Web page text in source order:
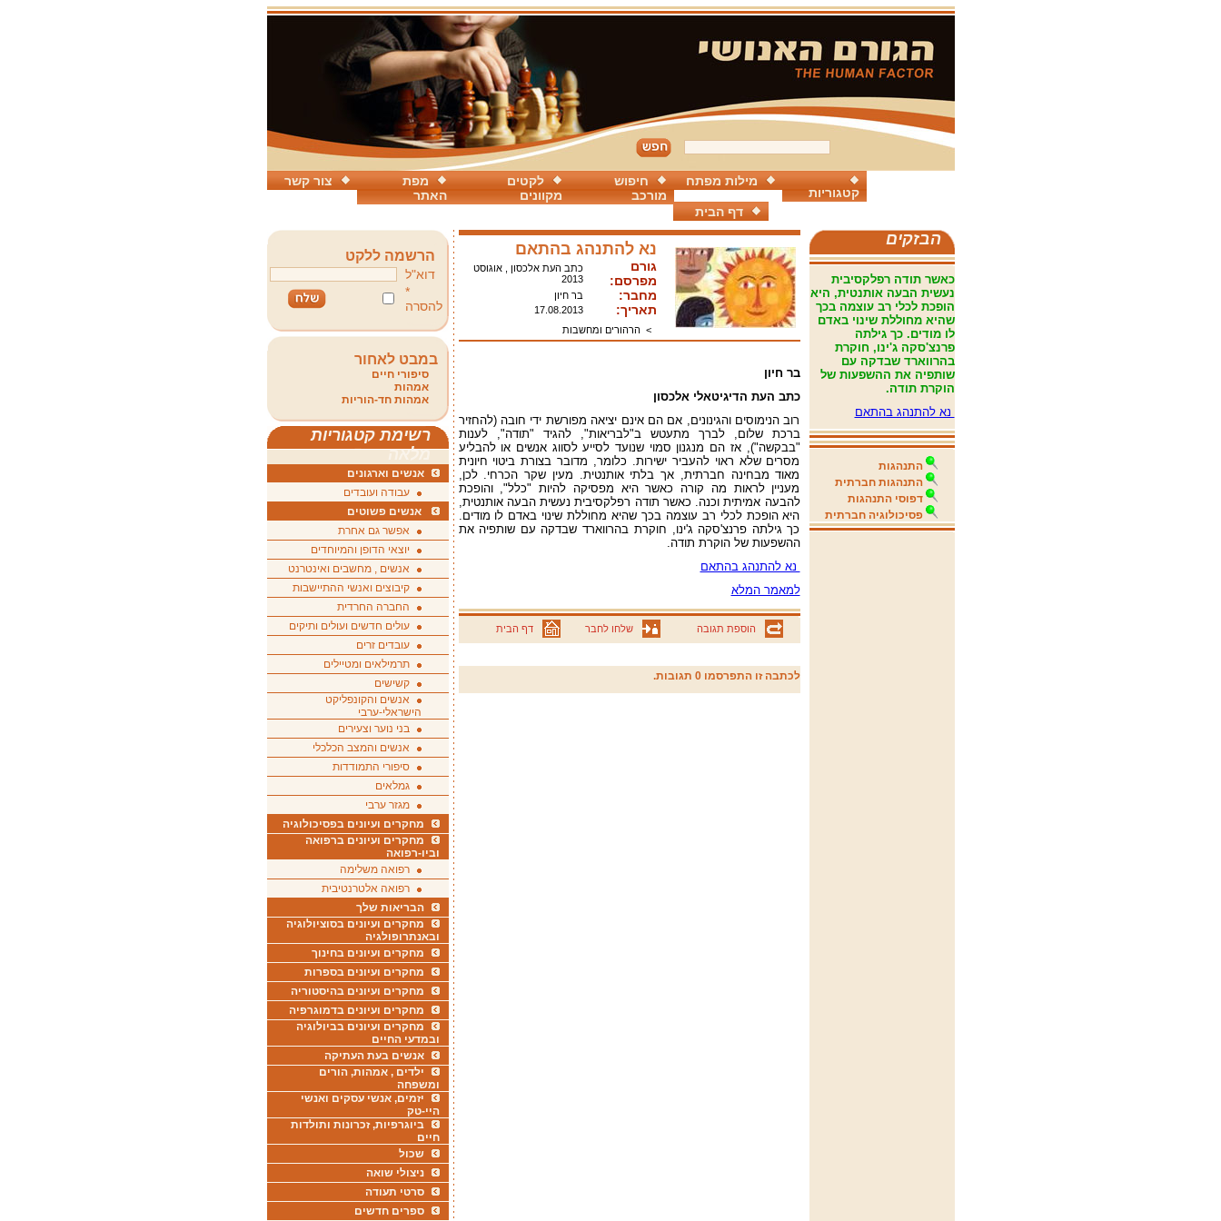
צור קשר
מפת
האתר
לקטים
מקוונים
חיפוש
מורכב
מילות מפתח
קטגוריות
דף הבית
הבזקים
כאשר תודה רפלקסיבית
נעשית הבעה אותנטית, היא
הופכת לכלי רב עוצמה בכך
שהיא מחוללת שינוי באדם
לו מודים. כך גילתה
פרנצ'סקה ג'ינו, חוקרת
בהרווארד שבדקה עם
שותפיה את ההשפעות של
הוקרת תודה.
נא להתנהג בהתאם
התנהגות
התנהגות חברתית
דפוסי התנהגות
פסיכולוגיה חברתית
נא להתנהג בהתאם
גורם
מפרסם:
כתב העת אלכסון , אוגוסט
2013
מחבר: בר חיון
תאריך:
17.08.2013
>הרהורים ומחשבות
בר חיון
כתב העת הדיגיטאלי אלכסון
רוב הנימוסים והגינונים, אם הם אינם יציאה מפורשת ידי חובה (להחזיר
ברכת שלום, לברך מתעטש ב"לבריאות", להגיד "תודה", לענות
"בבקשה"), אז הם מנגנון סמוי שנועד לסייע לסווג אנשים או להבליע
מסרים שלא ראוי להעביר ישירות. כלומר, מדובר בצורת ביטוי חיונית
מאוד מבחינה חברתית, אך בלתי אותנטית. מעין שקר הכרחי. לכן,
מעניין לראות מה קורה כאשר היא מפסיקה להיות "כלל", והופכת
להבעה אמיתית וכנה. כאשר תודה רפלקסיבית נעשית הבעה אותנטית,
היא הופכת לכלי רב עוצמה בכך שהיא מחוללת שינוי באדם לו מודים.
כך גילתה פרנצ'סקה ג'ינו, חוקרת בהרווארד שבדקה עם שותפיה את
ההשפעות של הוקרת תודה.
נא להתנהג בהתאם
למאמר המלא
הוספת תגובה שלחו לחבר דף הבית
לכתבה זו התפרסמו 0 תגובות.
הרשמה ללקט
דוא"ל
*
להסרה
במבט לאחור
סיפורי חיים
אמהות
אמהות חד-הוריות
רשימת קטגוריות
מלאה
אנשים וארגונים
עבודה ועובדים
אנשים פשוטים
אפשר גם אחרת
יוצאי הדופן והמיוחדים
אנשים , מחשבים ואינטרנט
קיבוצים ואנשי ההתיישבות
החברה החרדית
עולים חדשים ועולים ותיקים
עובדים זרים
תרמילאים ומטיילים
קשישים
אנשים והקונפליקט
הישראלי-ערבי
בני נוער וצעירים
אנשים והמצב הכלכלי
סיפורי התמודדות
גמלאים
מגזר ערבי
מחקרים ועיונים בפסיכולוגיה
מחקרים ועיונים ברפואה
וביו-רפואה
רפואה משלימה
רפואה אלטרנטיבית
הבריאות שלך
מחקרים ועיונים בסוציולוגיה
ובאנתרופולגיה
מחקרים ועיונים בחינוך
מחקרים ועיונים בספרות
מחקרים ועיונים בהיסטוריה
מחקרים ועיונים בדמוגרפיה
מחקרים ועיונים בביולוגיה
ובמדעי החיים
אנשים בעת העתיקה
ילדים , אמהות, הורים
ומשפחה
יזמים, אנשי עסקים ואנשי
היי-טק
ביוגרפיות, זכרונות ותולדות
חיים
שכול
ניצולי שואה
סרטי תעודה
ספרים חדשים